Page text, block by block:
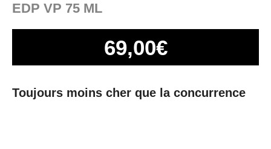
EDP VP 75 ML
69,00€
Toujours moins cher que la concurrence